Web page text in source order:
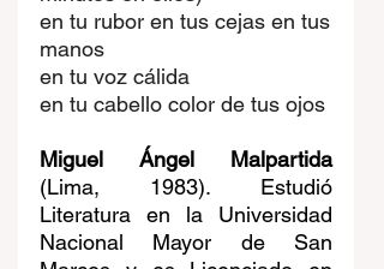
en tu rubor en tus cejas en tus
manos
en tu voz cálida
en tu cabello color de tus ojos
Miguel Ángel Malpartida
(Lima, 1983). Estudió
Literatura en la Universidad
Nacional Mayor de San